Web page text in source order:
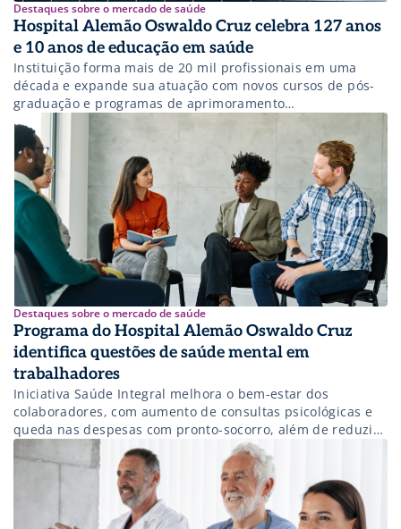
Destaques sobre o mercado de saúde
Hospital Alemão Oswaldo Cruz celebra 127 anos
e 10 anos de educação em saúde
Instituição forma mais de 20 mil profissionais em uma
década e expande sua atuação com novos cursos de pós-
graduação e programas de aprimoramento
multiprofissionais.
Destaques sobre o mercado de saúde
Programa do Hospital Alemão Oswaldo Cruz
identifica questões de saúde mental em
trabalhadores
Iniciativa Saúde Integral melhora o bem-estar dos
colaboradores, com aumento de consultas psicológicas e
queda nas despesas com pronto-socorro, além de reduzir
atestados médicos.